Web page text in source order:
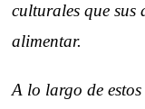
culturales que sus
alimentar.
A lo largo de estos